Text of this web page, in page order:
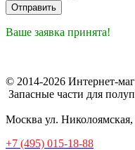
Ваше заявка принята!
© 2014-2026 Интернет-
Запасные части для
Москва ул.
+7 (495) 015-18-88